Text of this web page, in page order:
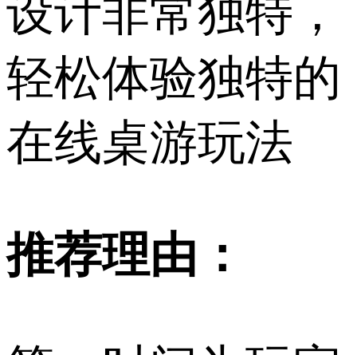
设计非常独特，
轻松体验独特的
在线桌游玩法
推荐理由：